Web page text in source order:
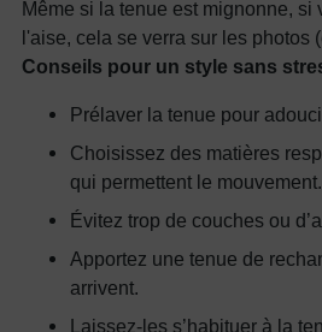
Même si la tenue est mignonne, si
l'aise, cela se verra sur les photos
Conseils pour un style sans
Prélaver la tenue pour
Choisissez des matières
qui permettent le mouvement.
Évitez trop de couches ou
Apportez une tenue de
arrivent.
Laissez-les s’habituer à la